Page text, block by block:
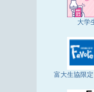
大学
富大生協限